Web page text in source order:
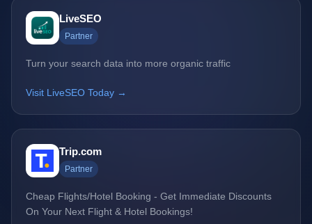
LiveSEO
Partner
Turn your search data into more organic traffic
Visit LiveSEO Today →
Trip.com
Partner
Cheap Flights/Hotel Booking - Get Immediate Discounts
On Your Next Flight & Hotel Bookings!